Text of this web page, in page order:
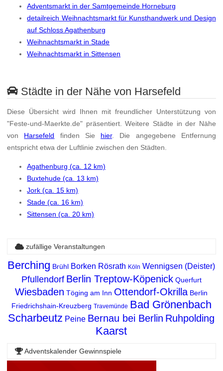
Adventsmarkt in der Samtgemeinde Horneburg
detailreich Weihnachtsmarkt für Kunsthandwerk und Design
auf Schloss Agathenburg
Weihnachtsmarkt in Stade
Weihnachtsmarkt in Sittensen
Städte in der Nähe von Harsefeld
Diese Übersicht wird Ihnen mit freundlicher Unterstützung von
"Feste-und-Maerkte.de" präsentiert. Weitere Städte in der Nähe
von Harsefeld finden Sie hier. Die angegebene Entfernung
entspricht etwa der Luftlinie zwischen den Städten.
Agathenburg (ca. 12 km)
Buxtehude (ca. 13 km)
Jork (ca. 15 km)
Stade (ca. 16 km)
Sittensen (ca. 20 km)
zufällige Veranstaltungen
Berching Brühl Borken Rösrath Köln Wennigsen (Deister)
Pfullendorf Berlin Treptow-Köpenick Querfurt
Wiesbaden Töging am Inn Ottendorf-Okrilla Berlin
Friedrichshain-Kreuzberg Travemünde Bad Grönenbach
Scharbeutz Peine Bernau bei Berlin Ruhpolding
Kaarst
Adventskalender Gewinnspiele